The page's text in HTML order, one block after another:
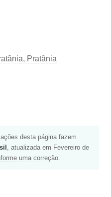
Pratânia
desta página fazem
, atualizada em Fevereiro de
uma correção.